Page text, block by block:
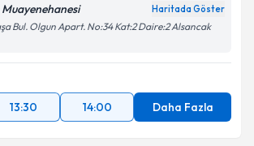
Haritada Göster
Bul. Olgun Apart. No:34 Kat:2 Daire:2 Alsancak
13:30 14:00 Daha Fazla